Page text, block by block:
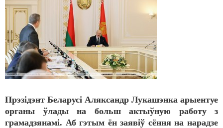
Прэзідэнт Беларусі Аляксандр Лукашэнка арыентуе
органы ўлады на больш актыўную работу з
грамадзянамі. Аб гэтым ён заявіў сёння на нарадзе